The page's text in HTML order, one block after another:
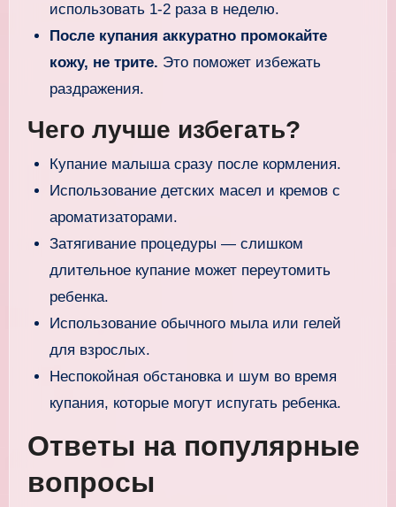
использовать 1-2 раза в неделю.
После купания аккуратно промокайте
кожу, не трите. Это поможет избежать
раздражения.
Чего лучше избегать?
Купание малыша сразу после кормления.
Использование детских масел и кремов с
ароматизаторами.
Затягивание процедуры — слишком
длительное купание может переутомить
ребенка.
Использование обычного мыла или гелей
для взрослых.
Неспокойная обстановка и шум во время
купания, которые могут испугать ребенка.
Ответы на популярные
вопросы